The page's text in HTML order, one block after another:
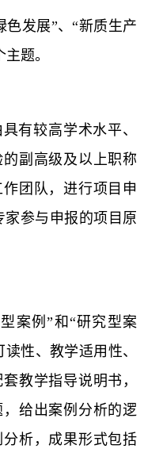
色发展”、“新质生产
题。
有较高学术水平、
副高级及以上职称
团队，进行项目申
家参与申报的项目原
案例”和“研究型案
性、教学适用性、
教学指导说明书，
给出案例分析的逻
析，成果形式包括